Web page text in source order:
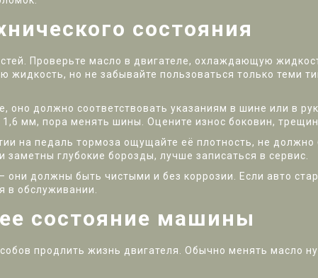
состояния
Проверьте масло в двигателе, охлаждающую
жидкость, но не забывайте пользоваться только теми
оно должно соответствовать указаниям в шине или в
мм, пора менять шины. Оцените износ боковин,
на педаль тормоза ощущайте её плотность, не должно
глубокие борозды, лучше записаться в сервис.
должны быть чистыми и без коррозии. Если авто
в обслуживании.
состояние машины
продлить жизнь двигателя. Обычно менять масло